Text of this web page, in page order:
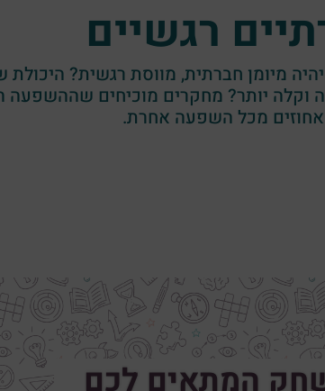
רגשיים
מיומן חברתית, מווסת רגשית?
וקלה יותר? מחקרים מוכיחים שההשפעה
אחוזים מכל השפעה אחרת.
המתאים לכם